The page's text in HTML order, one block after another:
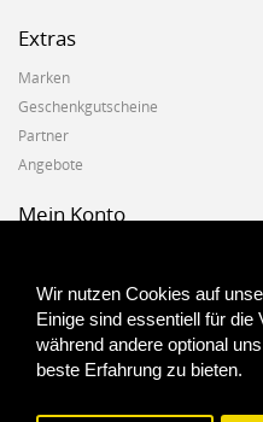
Wir nutzen Cookies auf
Einige sind essentiell für die
während andere optional
beste Erfahrung zu bieten.
Extras
Marken
Geschenkgutscheine
Partner
Angebote
Mein Konto
Auftragshistorie
Wunschzettel
Newsletter